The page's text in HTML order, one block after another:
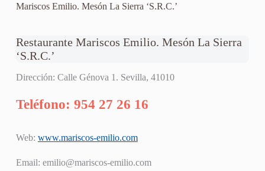
Mariscos Emilio. Mesón La Sierra ‘S.R.C.’
Restaurante Mariscos Emilio. Mesón La Sierra
‘S.R.C.’
Dirección: Calle Génova 1. Sevilla, 41010
Teléfono: 954 27 26 16
Web: www.mariscos-emilio.com
Email: emilio@mariscos-emilio.com